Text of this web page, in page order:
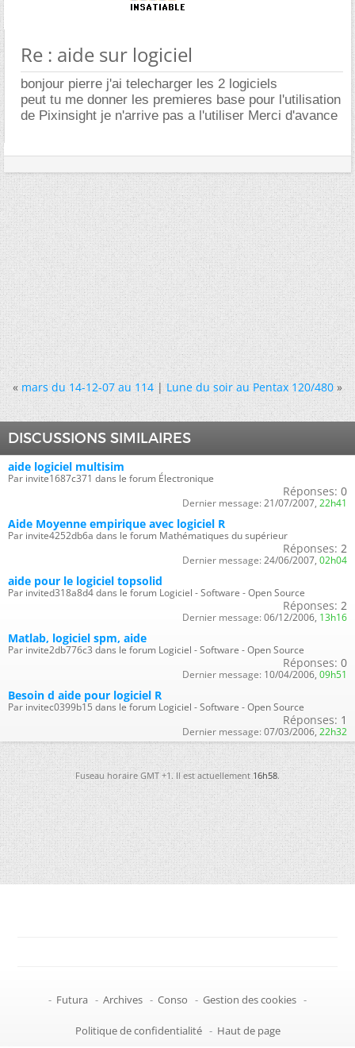
Re : aide sur logiciel
bonjour pierre j'ai telecharger les 2 logiciels
peut tu me donner les premieres base pour l'utilisation
de Pixinsight je n'arrive pas a l'utiliser Merci d'avance
« mars du 14-12-07 au 114|Lune du soir au Pentax 120/480 »
DISCUSSIONS SIMILAIRES
aide logiciel multisim
Par invite1687c371 dans le forum Électronique
Réponses: 0
Dernier message: 21/07/2007, 22h41
Aide Moyenne empirique avec logiciel R
Par invite4252db6a dans le forum Mathématiques du supérieur
Réponses: 2
Dernier message: 24/06/2007, 02h04
aide pour le logiciel topsolid
Par invited318a8d4 dans le forum Logiciel - Software - Open Source
Réponses: 2
Dernier message: 06/12/2006, 13h16
Matlab, logiciel spm, aide
Par invite2db776c3 dans le forum Logiciel - Software - Open Source
Réponses: 0
Dernier message: 10/04/2006, 09h51
Besoin d aide pour logiciel R
Par invitec0399b15 dans le forum Logiciel - Software - Open Source
Réponses: 1
Dernier message: 07/03/2006, 22h32
Fuseau horaire GMT +1. Il est actuellement16h58.
- Futura - Archives - Conso - Gestion des cookies -
Politique de confidentialité - Haut de page